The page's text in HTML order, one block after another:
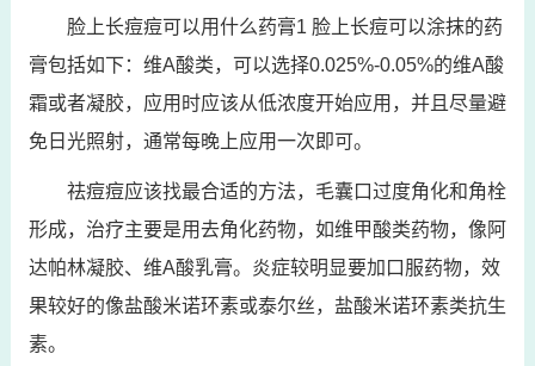
脸上长痘痘可以用什么药膏1 脸上长痘可以涂抹的药
膏包括如下：维A酸类，可以选择0.025%-0.05%的维A酸
霜或者凝胶，应用时应该从低浓度开始应用，并且尽量避
免日光照射，通常每晚上应用一次即可。
祛痘痘应该找最合适的方法，毛囊口过度角化和角栓
形成，治疗主要是用去角化药物，如维甲酸类药物，像阿
达帕林凝胶、维A酸乳膏。炎症较明显要加口服药物，效
果较好的像盐酸米诺环素或泰尔丝，盐酸米诺环素类抗生
素。